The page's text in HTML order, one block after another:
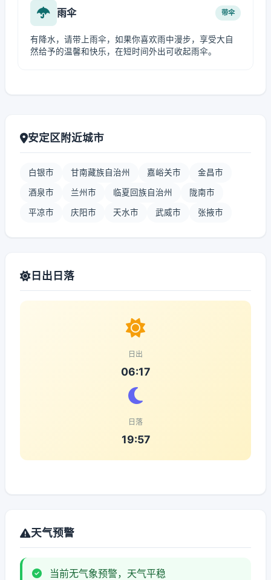
雨伞 带伞
有降水，请带上雨伞，如果你喜欢雨中漫步，享受大自
然给予的温馨和快乐，在短时间外出可收起雨伞。
安定区附近城市
白银市 甘南藏族自治州 嘉峪关市 金昌市
酒泉市 兰州市 临夏回族自治州 陇南市
平凉市 庆阳市 天水市 武威市 张掖市
日出日落
日出
06:17
日落
19:57
天气预警
当前无气象预警，天气平稳